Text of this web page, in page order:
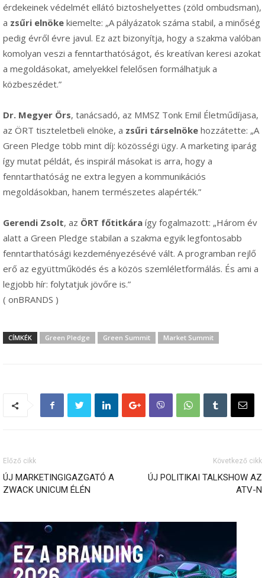
érdekeinek védelmét ellátó biztoshelyettes (zöld ombudsman),
a zsűri elnöke kiemelte: „A pályázatok száma stabil, a minőség
pedig évről évre javul. Ez azt bizonyítja, hogy a szakma valóban
komolyan veszi a fenntarthatóságot, és kreatívan keresi azokat
a megoldásokat, amelyekkel felelősen formálhatjuk a
közbeszédet.”
Dr. Megyer Örs, tanácsadó, az MMSZ Tonk Emil Életműdíjasa,
az ÖRT tiszteletbeli elnöke, a zsűri társelnöke hozzátette: „A
Green Pledge több mint díj: közösségi ügy. A marketing iparág
így mutat példát, és inspirál másokat is arra, hogy a
fenntarthatóság ne extra legyen a kommunikációs
megoldásokban, hanem természetes alapérték.”
Gerendi Zsolt, az ÖRT főtitkára így fogalmazott: „Három év
alatt a Green Pledge stabilan a szakma egyik legfontosabb
fenntarthatósági kezdeményezésévé vált. A programban rejlő
erő az együttműködés és a közös szemléletformálás. És ami a
legjobb hír: folytatjuk jövőre is.”
( onBRANDS )
CÍMKÉK Green Pledge Green Summit Market Summit
Előző cikk
ÚJ MARKETINGIGAZGATÓ A
ZWACK UNICUM ÉLÉN
Következő cikk
ÚJ POLITIKAI TALKSHOW AZ
ATV-N